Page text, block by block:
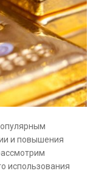
и повышения
использования